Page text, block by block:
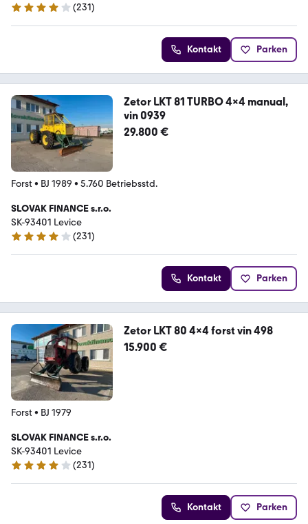
4.2 Sterne
(231)
Kontakt Parken
Zetor LKT 81 TURBO 4x4 manual,
vin 0939
29.800 €
Forst • BJ 1989 • 5.760 Betriebsstd.
SLOVAK FINANCE s.r.o.
SK-93401 Levice
4.2 Sterne
(231)
Kontakt Parken
Zetor LKT 80 4x4 forst vin 498
15.900 €
Forst • BJ 1979
SLOVAK FINANCE s.r.o.
SK-93401 Levice
4.2 Sterne
(231)
Kontakt Parken